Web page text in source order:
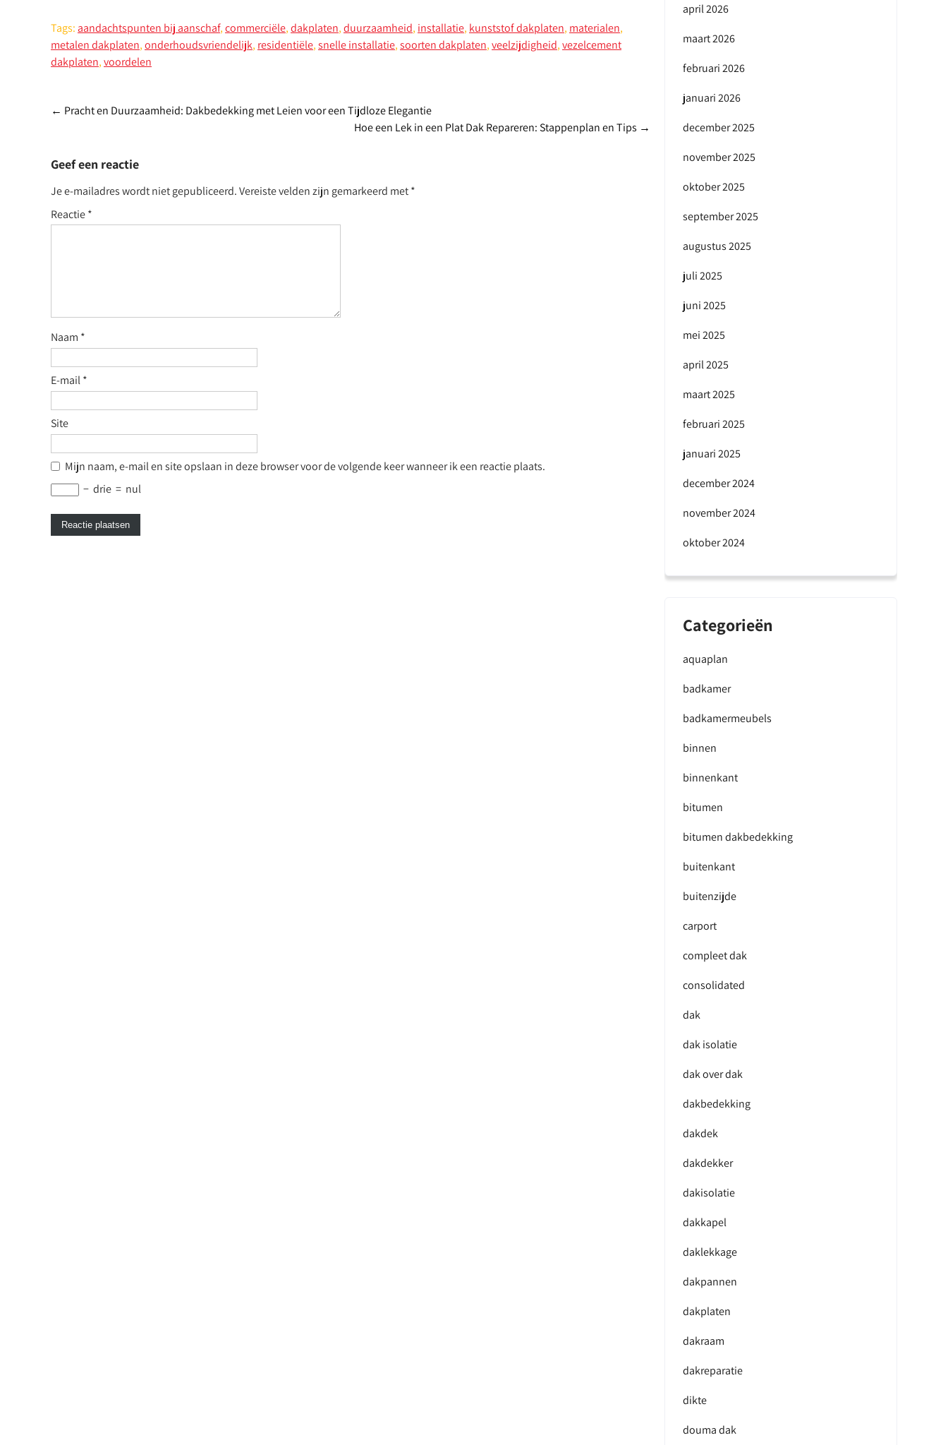
Tags: aandachtspunten bij aanschaf,commerciële,dakplaten,duurzaamheid, installatie, kunststof dakplaten, materialen,
metalen dakplaten,onderhoudsvriendelijk, residentiële,snelle installatie,soorten dakplaten,veelzijdigheid,vezelcement
dakplaten,voordelen
Post
← Pracht en Duurzaamheid: Dakbedekking met Leien voor een Tijdloze Elegantie
Hoe een Lek in een Plat Dak Repareren: Stappenplan en Tips →
Geef een reactie
Je e-mailadres wordt niet gepubliceerd.Vereiste velden zijn gemarkeerd met*
Reactie*
Naam *
E-mail*
Site
Mijn naam, e-mail en site opslaan in deze browser voor de volgende keer wanneer ik een reactie plaats.
− drie = nul
april 2026
maart 2026
februari 2026
januari 2026
december 2025
november 2025
oktober 2025
september 2025
augustus 2025
juli 2025
juni 2025
mei 2025
april 2025
maart 2025
februari 2025
januari 2025
december 2024
november 2024
oktober 2024
Categorieën
aquaplan
badkamer
badkamermeubels
binnen
binnenkant
bitumen
bitumen dakbedekking
buitenkant
buitenzijde
carport
compleet dak
consolidated
dak
dak isolatie
dak over dak
dakbedekking
dakdek
dakdekker
dakisolatie
dakkapel
daklekkage
dakpannen
dakplaten
dakraam
dakreparatie
dikte
douma dak